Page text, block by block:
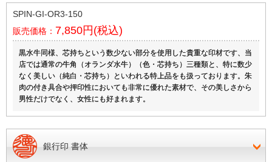
SPIN-GI-OR3-150
販売価格： 7,850円(税込)
黒水牛同様、芯持ちという数少ない部分を使用した貴重な印材です、当
店では通常の牛角（オランダ水牛）（色・芯持ち）三種類と、特に数少
なく美しい（純白・芯持ち）といわれる特上品をも扱っております。朱
肉の付き具合や押印性においても非常に優れた素材で、その美しさから
男性だけでなく、女性にも好まれます。
銀行印 書体